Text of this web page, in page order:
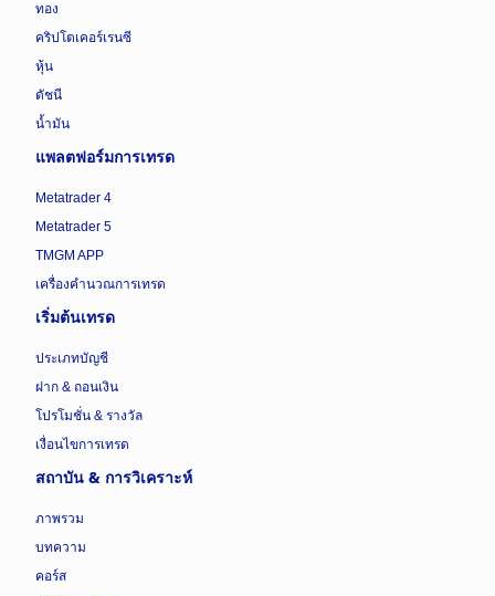
ทอง
คริปโตเคอร์เรนซี
หุ้น
ดัชนี
น้ำมัน
แพลตฟอร์มการเทรด
Metatrader 4
Metatrader 5
TMGM APP
เครื่องคำนวณการเทรด
เริ่มต้นเทรด
ประเภทบัญชี
ฝาก & ถอนเงิน
โปรโมชั่น & รางวัล
เงื่อนไขการเทรด
สถาบัน & การวิเคราะห์
ภาพรวม
บทความ
คอร์ส